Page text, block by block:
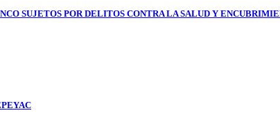
SUJETOS POR DELITOS CONTRA LA SALUD Y